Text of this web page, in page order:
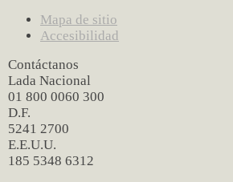
Mapa de sitio
Accesibilidad
Contáctanos
Lada Nacional
01 800 0060 300
D.F.
5241 2700
E.E.U.U.
185 5348 6312